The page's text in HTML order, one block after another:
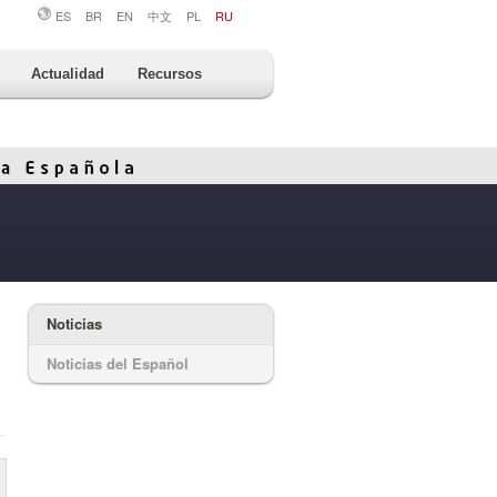
ES BR EN 中文 PL RU
Actualidad Recursos
Noticias
Noticias del Español